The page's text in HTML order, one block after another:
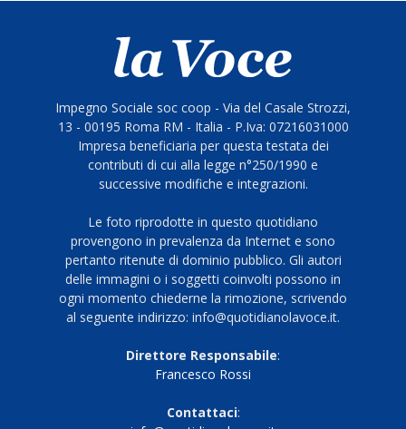
Impegno Sociale soc coop - Via del Casale Strozzi,
13 - 00195 Roma RM - Italia - P.Iva: 07216031000
Impresa beneficiaria per questa testata dei
contributi di cui alla legge n°250/1990 e
successive modifiche e integrazioni.
Le foto riprodotte in questo quotidiano
provengono in prevalenza da Internet e sono
pertanto ritenute di dominio pubblico. Gli autori
delle immagini o i soggetti coinvolti possono in
ogni momento chiederne la rimozione, scrivendo
al seguente indirizzo: info@quotidianolavoce.it.
Direttore Responsabile:
Francesco Rossi
Contattaci: